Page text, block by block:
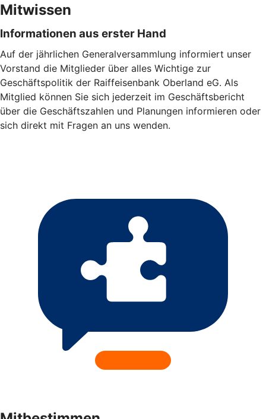
Mitwissen
Informationen aus erster Hand
Auf der jährlichen Generalversammlung informiert unser
Vorstand die Mitglieder über alles Wichtige zur
Geschäftspolitik der Raiffeisenbank Oberland eG. Als
Mitglied können Sie sich jederzeit im Geschäftsbericht
über die Geschäftszahlen und Planungen informieren oder
sich direkt mit Fragen an uns wenden.